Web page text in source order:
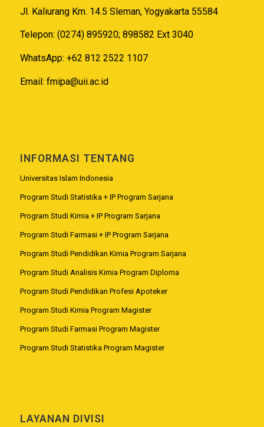
Jl. Kaliurang Km. 14.5 Sleman, Yogyakarta 55584
Telepon: (0274) 895920; 898582 Ext 3040
WhatsApp: +62 812 2522 1107
Email: fmipa@uii.ac.id
INFORMASI TENTANG
Universitas Islam Indonesia
Program Studi Statistika + IP Program Sarjana
Program Studi Kimia + IP Program Sarjana
Program Studi Farmasi + IP Program Sarjana
Program Studi Pendidikan Kimia Program Sarjana
Program Studi Analisis Kimia Program Diploma
Program Studi Pendidikan Profesi Apoteker
Program Studi Kimia Program Magister
Program Studi Farmasi Program Magister
Program Studi Statistika Program Magister
LAYANAN DIVISI